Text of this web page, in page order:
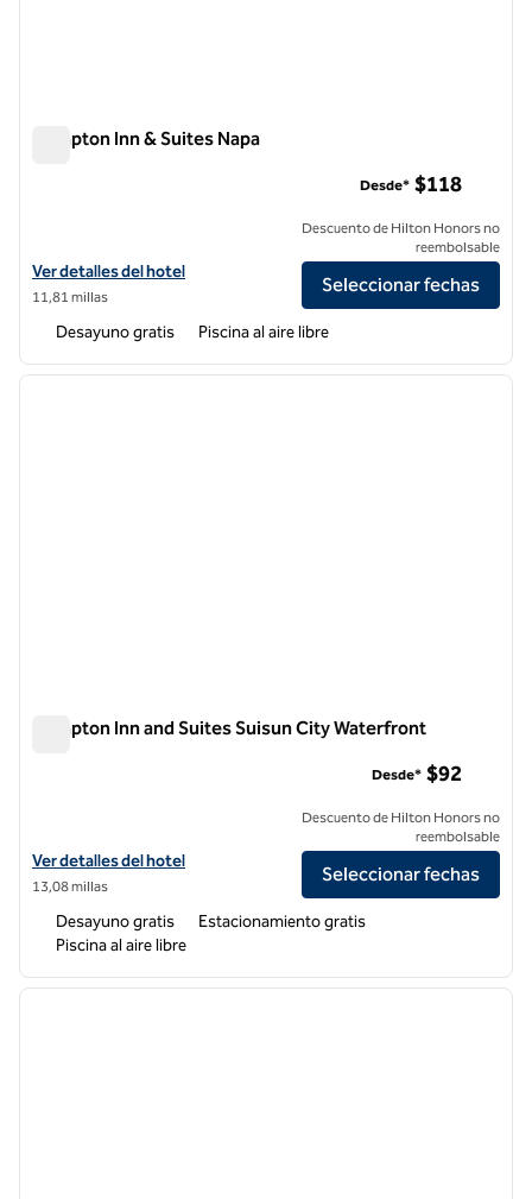
Hampton Inn & Suites Napa
Ver detalles del hotel Hampton Inn & Suites Napa
Ver detalles del hotel
11,81 millas
Desde* $118
Descuento de Hilton Honors no
reembolsable
Seleccionar fechas
Desayuno gratis Piscina al aire libre
1 de 11
Hampton Inn and Suites Suisun City Waterfront
Ver detalles del hotel Hampton Inn and Suites Suisun City
Ver detalles del hotel
13,08 millas
Desde* $92
Descuento de Hilton Honors no
reembolsable
Seleccionar fechas
Desayuno gratis
Estacionamiento gratis
Piscina al aire libre
1 de 12